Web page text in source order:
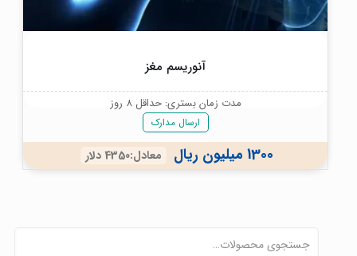
آنوریسم مغز
مدت زمان بستری: حداقل 8 روز
ارسال مدارک
1300 میلیون ریال معادل:4350 دلار